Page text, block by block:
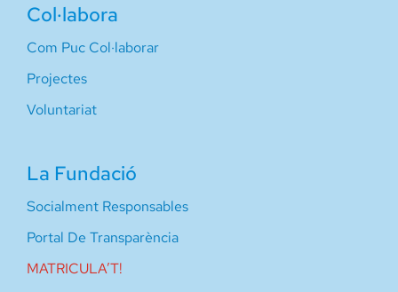
Col·labora
Com Puc Col·laborar
Projectes
Voluntariat
La Fundació
Socialment Responsables
Portal De Transparència
MATRICULA’T!